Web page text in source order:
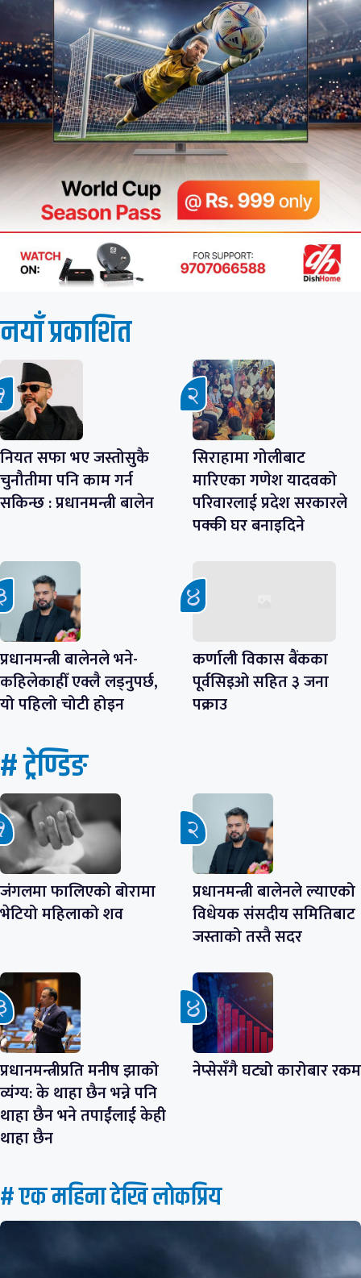
नयाँ प्रकाशित
नियत सफा भए जस्तोसुकै
चुनौतीमा पनि काम गर्न
सकिन्छ : प्रधानमन्त्री बालेन
सिराहामा गोलीबाट
मारिएका गणेश यादवको
परिवारलाई प्रदेश सरकारले
पक्की घर बनाइदिने
प्रधानमन्त्री बालेनले भने-
कहिलेकाहीँ एक्लै लड्नुपर्छ,
यो पहिलो चोटी होइन
कर्णाली विकास बैंकका
पूर्वसिइओ सहित ३ जना
पक्राउ
# ट्रेण्डिङ
जंगलमा फालिएको बोरामा
भेटियो महिलाको शव
प्रधानमन्त्री बालेनले ल्याएको
विधेयक संसदीय समितिबाट
जस्ताको तस्तै सदर
प्रधानमन्त्रीप्रति मनीष झाको
व्यंग्य: के थाहा छैन भन्ने पनि
थाहा छैन भने तपाईंलाई केही
थाहा छैन
नेप्सेसँगै घट्यो कारोबार रकम
# एक महिना देखि लाेकप्रिय